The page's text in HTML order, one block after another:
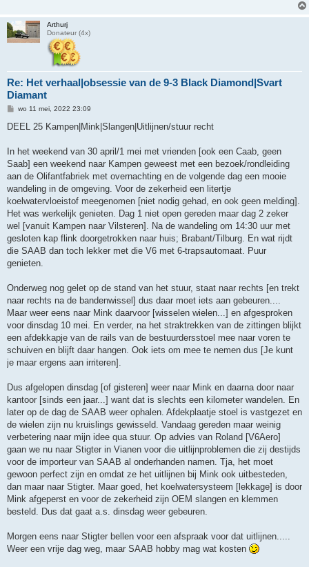
Arthurj
Donateur (4x)
Re: Het verhaal|obsessie van de 9-3 Black Diamond|Svart
Diamant
B
r
h
wo 11 mei, 2022 23:09
DEEL 25 Kampen|Mink|Slangen|Uitlijnen/stuur recht
In het weekend van 30 april/1 mei met vrienden [ook een Caab, geen
Saab] een weekend naar Kampen geweest met een bezoek/rondleiding
aan de Olifantfabriek met overnachting en de volgende dag een mooie
wandeling in de omgeving. Voor de zekerheid een litertje
koelwatervloeistof meegenomen [niet nodig gehad, en ook geen melding].
Het was werkelijk genieten. Dag 1 niet open gereden maar dag 2 zeker
wel [vanuit Kampen naar Vilsteren]. Na de wandeling om 14:30 uur met
gesloten kap flink doorgetrokken naar huis; Brabant/Tilburg. En wat rijdt
die SAAB dan toch lekker met die V6 met 6-trapsautomaat. Puur
genieten.
Onderweg nog gelet op de stand van het stuur, staat naar rechts [en trekt
naar rechts na de bandenwissel] dus daar moet iets aan gebeuren....
Maar weer eens naar Mink daarvoor [wisselen wielen...] en afgesproken
voor dinsdag 10 mei. En verder, na het straktrekken van de zittingen blijkt
een afdekkapje van de rails van de bestuurdersstoel mee naar voren te
schuiven en blijft daar hangen. Ook iets om mee te nemen dus [Je kunt
je maar ergens aan irriteren].
Dus afgelopen dinsdag [of gisteren] weer naar Mink en daarna door naar
kantoor [sinds een jaar...] want dat is slechts een kilometer wandelen. En
later op de dag de SAAB weer ophalen. Afdekplaatje stoel is vastgezet en
de wielen zijn nu kruislings gewisseld. Vandaag gereden maar weinig
verbetering naar mijn idee qua stuur. Op advies van Roland [V6Aero]
gaan we nu naar Stigter in Vianen voor die uitlijnproblemen die zij destijds
voor de importeur van SAAB al onderhanden namen. Tja, het moet
gewoon perfect zijn en omdat ze het uitlijnen bij Mink ook uitbesteden,
dan maar naar Stigter. Maar goed, het koelwatersysteem [lekkage] is door
Mink afgeperst en voor de zekerheid zijn OEM slangen en klemmen
besteld. Dus dat gaat a.s. dinsdag weer gebeuren.
Morgen eens naar Stigter bellen voor een afspraak voor dat uitlijnen.....
Weer een vrije dag weg, maar SAAB hobby mag wat kosten